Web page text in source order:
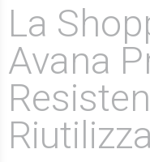
La
Avana